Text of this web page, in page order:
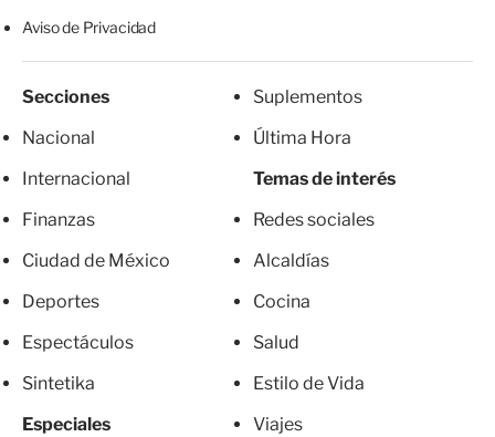
Aviso de Privacidad
Secciones
Nacional
Internacional
Finanzas
Ciudad de México
Deportes
Espectáculos
Sintetika
Especiales
Suplementos
Última Hora
Temas de interés
Redes sociales
Alcaldías
Cocina
Salud
Estilo de Vida
Viajes